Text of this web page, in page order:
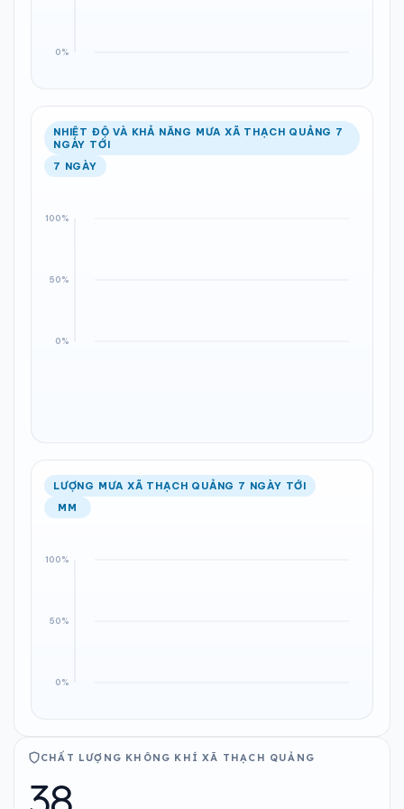
NHIỆT ĐỘ VÀ KHẢ NĂNG MƯA XÃ THẠCH QUẢNG 7
NGÀY TỚI
7 NGÀY
LƯỢNG MƯA XÃ THẠCH QUẢNG 7 NGÀY TỚI
MM
CHẤT LƯỢNG KHÔNG KHÍ XÃ THẠCH QUẢNG